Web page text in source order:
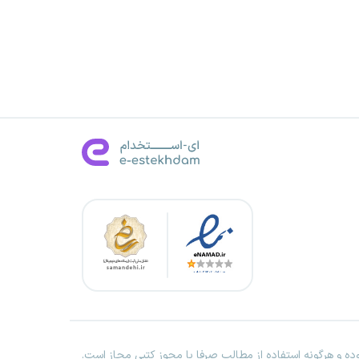
و هرگونه استفاده از مطالب صرفا با مجوز کتبی مجاز است.